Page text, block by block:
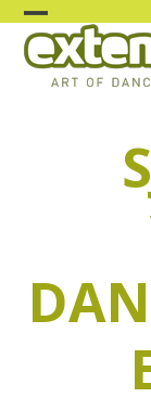
Skip
content
Open
mobile
Close
mobile